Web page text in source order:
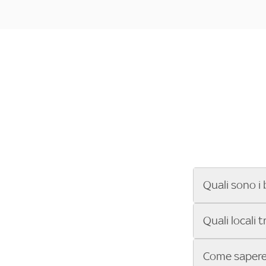
Quali sono i
Se cerchi un
ENILIVE, la
Sky Bar ti
Quali locali
Vuoi sapere
Come